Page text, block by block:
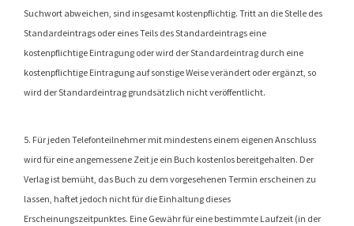
Suchwort abweichen, sind insgesamt kostenpflichtig. Tritt an die Stelle des
Standardeintrags oder eines Teils des Standardeintrags eine
kostenpflichtige Eintragung oder wird der Standardeintrag durch eine
kostenpflichtige Eintragung auf sonstige Weise verändert oder ergänzt, so
wird der Standardeintrag grundsätzlich nicht veröffentlicht.
5. Für jeden Telefonteilnehmer mit mindestens einem eigenen Anschluss
wird für eine angemessene Zeit je ein Buch kostenlos bereitgehalten. Der
Verlag ist bemüht, das Buch zu dem vorgesehenen Termin erscheinen zu
lassen, haftet jedoch nicht für die Einhaltung dieses
Erscheinungszeitpunktes. Eine Gewähr für eine bestimmte Laufzeit (in der